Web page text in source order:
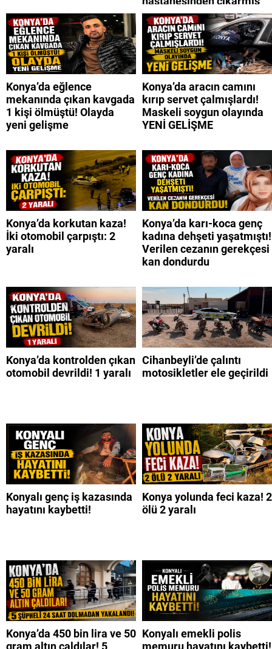
Konya’da eğlence
mekanında çıkan kavgada
1 kişi ölmüştü! Olayda
yeni gelişme
Konya’da aracın camını
kırıp servet çalmışlardı!
Maskeli soygun olayında
YENİ GELİŞME
Konya’da korkutan kaza!
İki otomobil çarpıştı: 2
yaralı
Konya’da karı-koca genç
kadına dehşeti yaşatmıştı!
Verilen cezanın gerekçesi
kan dondurdu
Konya’da kontrolden çıkan
otomobil devrildi! 1 yaralı
Cihanbeyli’de çalıntı
motosikletler ele geçirildi
Konyalı genç iş kazasında
hayatını kaybetti!
Konya yolunda feci kaza! 2
ölü 2 yaralı
Konya’da 450 bin lira ve 50
gram altın çaldılar! 5
Konyalı emekli polis
memuru hayatını kaybetti!